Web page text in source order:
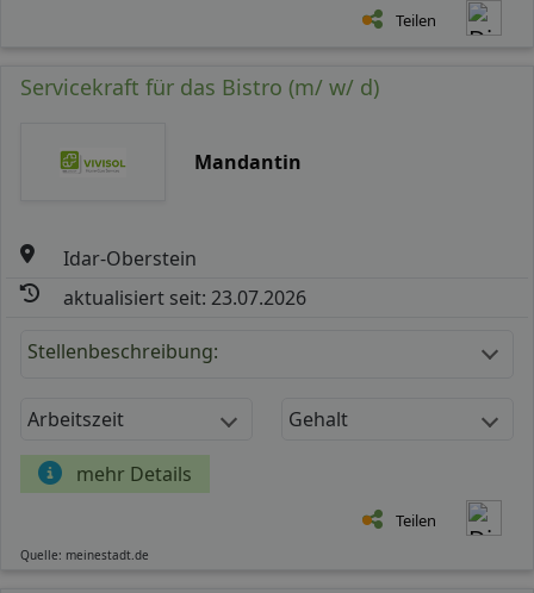
Teilen
Servicekraft für das Bistro (m/ w/ d)
Mandantin
Idar-Oberstein
aktualisiert seit: 23.07.2026
Stellenbeschreibung:
Arbeitszeit Gehalt
mehr Details
Teilen
Quelle: meinestadt.de